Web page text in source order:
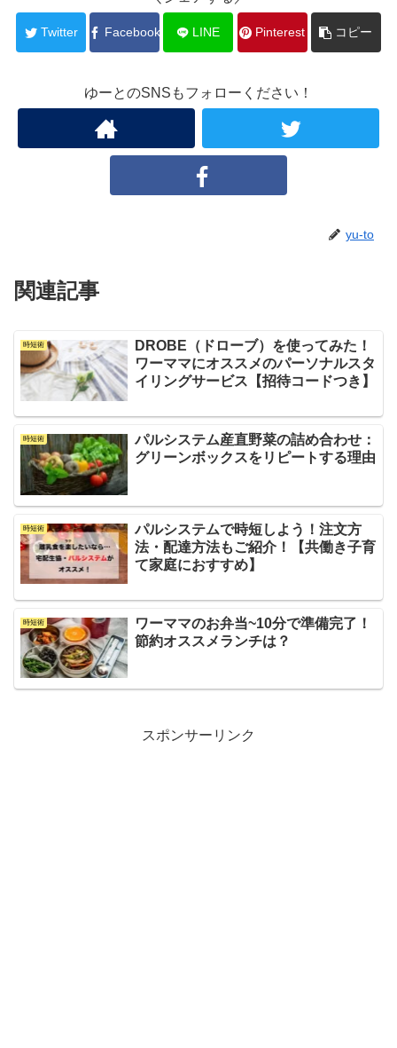
Twitter Facebook LINE Pinterest コピー
ゆーとのSNSもフォローください！
yu-to
関連記事
時短術
DROBE（ドローブ）を使ってみた！
ワーママにオススメのパーソナルスタ
イリングサービス【招待コードつき】
時短術
パルシステム産直野菜の詰め合わせ：
グリーンボックスをリピートする理由
時短術
パルシステムで時短しよう！注文方
法・配達方法もご紹介！【共働き子育
て家庭におすすめ】
時短術
ワーママのお弁当~10分で準備完了！
節約オススメランチは？
スポンサーリンク